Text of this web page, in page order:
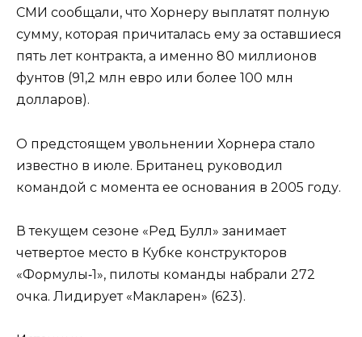
СМИ сообщали, что Хорнеру выплатят полную
сумму, которая причиталась ему за оставшиеся
пять лет контракта, а именно 80 миллионов
фунтов (91,2 млн евро или более 100 млн
долларов).
О предстоящем увольнении Хорнера стало
известно в июле. Британец руководил
командой с момента ее основания в 2005 году.
В текущем сезоне «Ред Булл» занимает
четвертое место в Кубке конструкторов
«Формулы‑1», пилоты команды набрали 272
очка. Лидирует «Макларен» (623).